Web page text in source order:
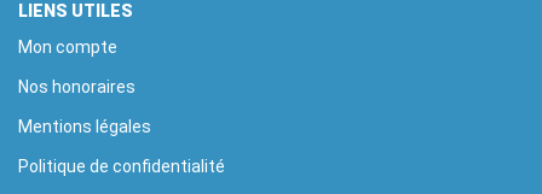
LIENS UTILES
Mon compte
Nos honoraires
Mentions légales
Politique de confidentialité